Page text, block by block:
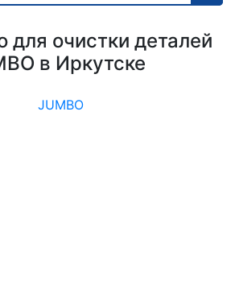
для очистки деталей
в Иркутске